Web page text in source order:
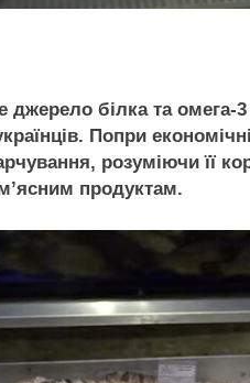
джерело білка та
Попри
розуміючи її
продуктам.